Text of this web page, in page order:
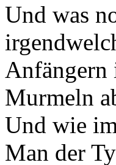
Und was
Anfängern
Murmeln
Und wie
Man der